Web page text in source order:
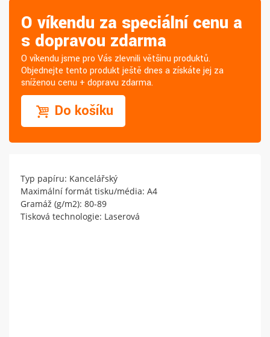
O víkendu za speciální cenu a
s dopravou zdarma
O víkendu jsme pro Vás zlevnili většinu produktů.
Objednejte tento produkt ještě dnes a získáte jej za
sníženou cenu + dopravu zdarma.
Do košíku
Typ papíru: Kancelářský
Maximální formát tisku/média: A4
Gramáž (g/m2): 80-89
Tisková technologie: Laserová